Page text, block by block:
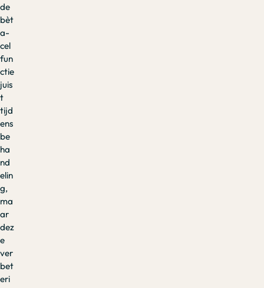
de
bèt
a-
cel
fun
ctie
juis
t
tijd
ens
be
ha
nd
elin
g,
ma
ar
dez
e
ver
bet
eri